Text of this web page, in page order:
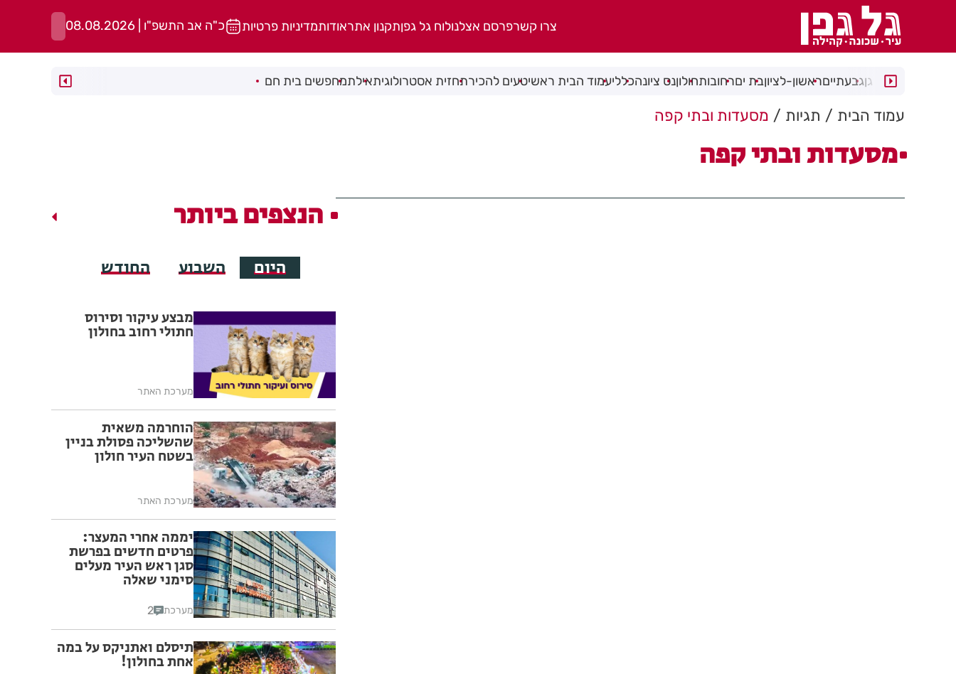
צרו קשרפרסם אצלנולוח גל גפןתקנון אתראודותמדיניות פרטיות כ"ה אב התשפ"ו | 08.08.2026
רמת גןגבעתייםראשון-לציוןבת יםרחובותחולוןנס ציונהכלליעמוד הבית ראשיטעים להכירתחזית אסטרולוגיתאילתמחפשים בית חם
עמוד הבית תגיות מסעדות ובתי קפה
מסעדות ובתי קפה
הנצפים ביותר
היום השבוע החודש
מבצע עיקור וסירוס
חתולי רחוב בחולון
מערכת האתר
הוחרמה משאית
שהשליכה פסולת בניין
בשטח העיר חולון
מערכת האתר
יממה אחרי המעצר:
פרטים חדשים בפרשת
סגן ראש העיר מעלים
סימני שאלה
מערכת 2
תיסלם ואתניקס על במה
אחת בחולון!